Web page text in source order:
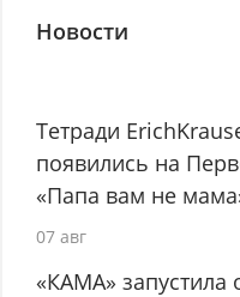
Новости
Тетради
появились на
«Папа вам не
07 авг
«КАМА» запустила